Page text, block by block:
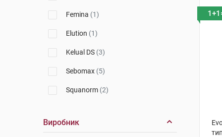
Parusan
Femina (1)
Elution (1)
Kelual DS (3)
Sebomax (5)
Squanorm (2)
DS Hair
Виробник